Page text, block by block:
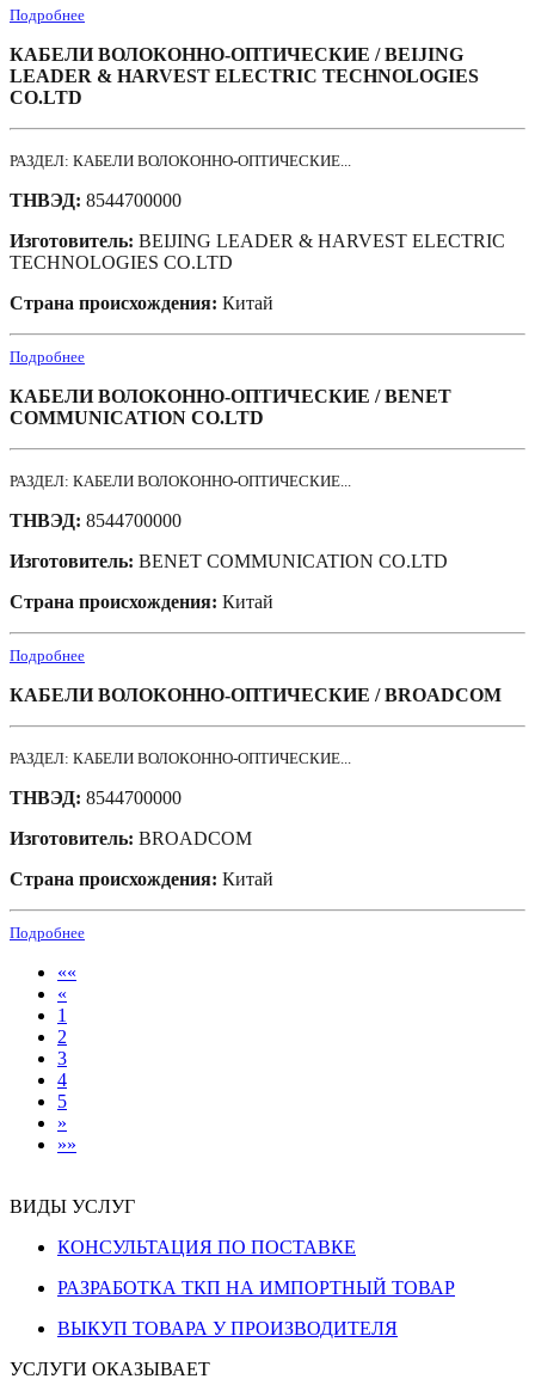
Подробнее
КАБЕЛИ ВОЛОКОННО-ОПТИЧЕСКИЕ / BEIJING
LEADER & HARVEST ELECTRIC TECHNOLOGIES
CO.LTD
РАЗДЕЛ: КАБЕЛИ ВОЛОКОННО-ОПТИЧЕСКИЕ...
ТНВЭД: 8544700000
Изготовитель: BEIJING LEADER & HARVEST ELECTRIC
TECHNOLOGIES CO.LTD
Страна происхождения: Китай
Подробнее
КАБЕЛИ ВОЛОКОННО-ОПТИЧЕСКИЕ / BENET
COMMUNICATION CO.LTD
РАЗДЕЛ: КАБЕЛИ ВОЛОКОННО-ОПТИЧЕСКИЕ...
ТНВЭД: 8544700000
Изготовитель: BENET COMMUNICATION CO.LTD
Страна происхождения: Китай
Подробнее
КАБЕЛИ ВОЛОКОННО-ОПТИЧЕСКИЕ / BROADCOM
РАЗДЕЛ: КАБЕЛИ ВОЛОКОННО-ОПТИЧЕСКИЕ...
ТНВЭД: 8544700000
Изготовитель: BROADCOM
Страна происхождения: Китай
Подробнее
««
«
1
2
3
4
5
»
»»
ВИДЫ УСЛУГ
КОНСУЛЬТАЦИЯ ПО ПОСТАВКЕ
РАЗРАБОТКА ТКП НА ИМПОРТНЫЙ ТОВАР
ВЫКУП ТОВАРА У ПРОИЗВОДИТЕЛЯ
УСЛУГИ ОКАЗЫВАЕТ